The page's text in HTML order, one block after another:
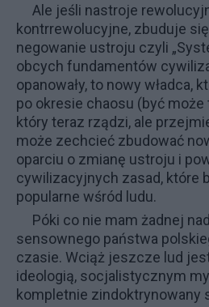
Ale jeśli nastroje
kontrrewolucyjne, zbuduje
negowanie ustroju czyli
obcych fundamentów
opanowały, to nowy władca,
po okresie chaosu (być
który teraz rządzi, ale
może zechcieć zbudować
oparciu o zmianę ustroju i
cywilizacyjnych zasad, które
popularne wśród ludu.
Póki co nie mam żadnej
sensownego państwa
czasie. Wciąż jeszcze lud
ideologią, socjalistycznym
kompletnie zindoktrynowany